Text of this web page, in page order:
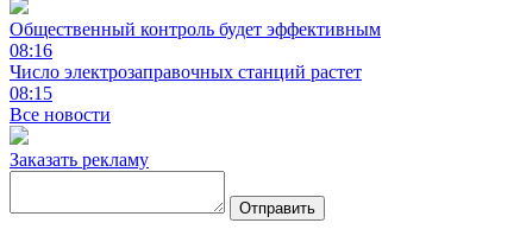
Общественный контроль будет эффективным
08:16
Число электрозаправочных станций растет
08:15
Все новости
Заказать рекламу
Отправить